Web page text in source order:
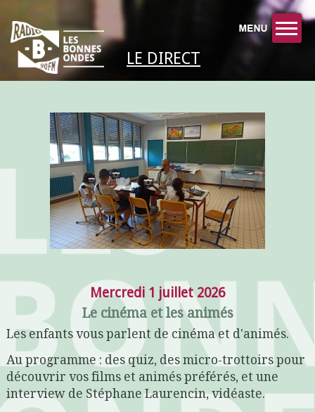
LE DIRECT
Mercredi 1 juillet 2026
Le cinéma et les animés
Les enfants vous parlent de cinéma et d'animés.
Au programme : des quiz, des micro-trottoirs pour
découvrir vos films et animés préférés, et une
interview de Stéphane Laurencin, vidéaste.